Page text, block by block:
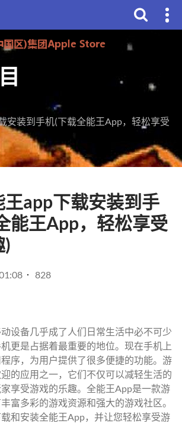
安装到手机(下载全能王App，轻松享受
王app下载安装到手
能王App，轻松享受
)
828
设备几乎成了人们日常生活中必不可少
更是占据着最重要的地位。现在手机上
序，为用户提供了很多便捷的功能。游
的应用之一，它们不仅可以减轻生活的
享受游戏的乐趣。全能王App是一款游
富多彩的游戏资源和强大的游戏社区。
和安装全能王App，并让您轻松享受游